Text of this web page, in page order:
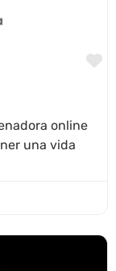
online
una vida